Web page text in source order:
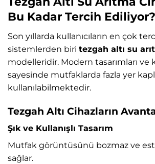
Bu Kadar Tercih Ediliyor?
Son yıllarda kullanıcıların en çok
sistemlerden biri tezgah altı su
modelleridir. Modern tasarımları ve
sayesinde mutfaklarda fazla yer
kullanılabilmektedir.
Tezgah Altı Cihazların
Şık ve Kullanışlı Tasarım
Mutfak görüntüsünü bozmaz ve
sağlar.